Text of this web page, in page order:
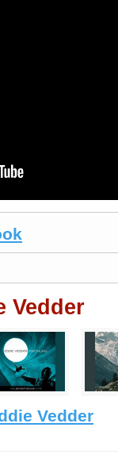
Vedder
Vedder